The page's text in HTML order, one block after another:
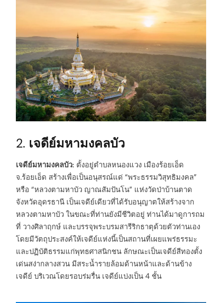
2. เจดีย์มหามงคลบัว
เจดีย์มหามงคลบัว: ตั้งอยู่ตำบลหนองแวง เมืองร้อยเอ็ด
จ.ร้อยเอ็ด สร้างเพื่อเป็นอนุสรณ์แด่ “พระธรรมวิสุทธิมงคล”
หรือ “หลวงตามหาบัว ญาณสัมปันโน” แห่งวัดป่าบ้านตาด
จังหวัดอุดรธานี เป็นเจดีย์เดียวที่ได้รับอนุญาตให้สร้างจาก
หลวงตามหาบัว ในขณะที่ท่านยังมีชีวิตอยู่ ท่านได้มาดูการถม
ที่ วางศิลาฤกษ์ และบรรจุพระบรมสารีริกธาตุด้วยตัวท่านเอง
โดยมีวัตถุประสงค์ให้เจดีย์แห่งนี้เป็นสถานที่เผยแพร่ธรรมะ
และปฏิบัติธรรมแก่พุทธศาสนิกชน ลักษณะเป็นเจดีย์สีทองตั้ง
เด่นสง่ากลางสวน มีสระน้ำรายล้อมด้านหน้าและด้านข้าง
เจดีย์ บริเวณโดยรอบร่มรื่น เจดีย์แบ่งเป็น 4 ชั้น